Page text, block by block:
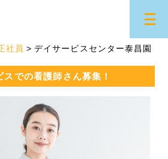
社員
デイサービスセンター泰昌園
スでの看護師さん募集！